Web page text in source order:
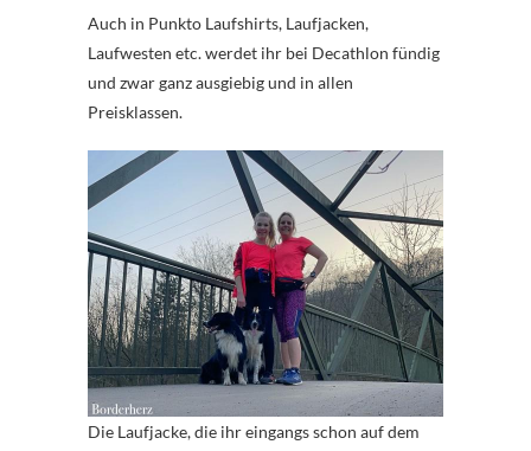
Auch in Punkto Laufshirts, Laufjacken,
Laufwesten etc. werdet ihr bei Decathlon fündig
und zwar ganz ausgiebig und in allen
Preisklassen.
Die Laufjacke, die ihr eingangs schon auf dem